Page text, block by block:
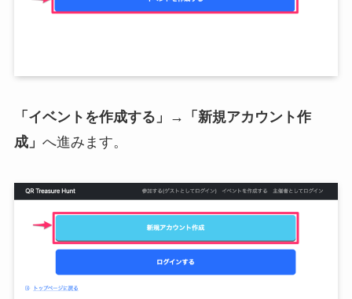
「イベントを作成する」→「新規アカウント作
成」 へ進みます。